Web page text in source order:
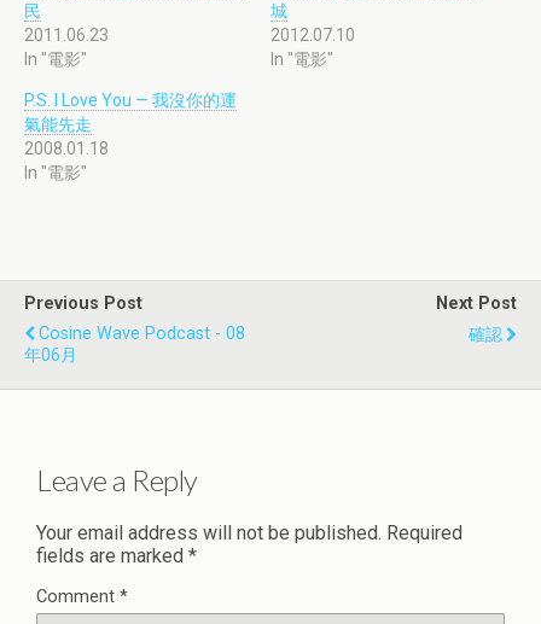
民
2011.06.23
In "電影"
城
2012.07.10
In "電影"
P.S. I Love You — 我沒你的運
氣能先走
2008.01.18
In "電影"
Previous Post
Cosine Wave Podcast - 08
年06月
Next Post
確認
Leave a Reply
Your email address will not be published. Required
fields are marked *
Comment *